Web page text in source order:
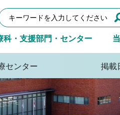
科・支援部門・センター
センター 掲載